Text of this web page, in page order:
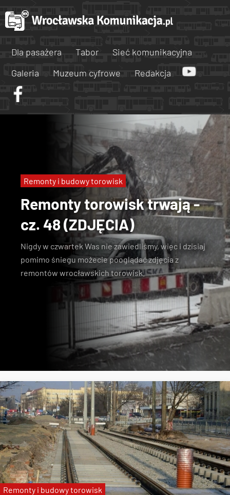
Dla pasażera Tabor
Sieć komunikacyjna
Galeria
Muzeum cyfrowe Redakcja
Remonty torowisk trwają -
cz. 48 (ZDJĘCIA)
Nigdy w czwartek Was nie zawiedliśmy, więc i dzisiaj
pomimo śniegu możecie pooglądać zdjęcia z
remontów wrocławskich torowisk.
Remonty i budowy torowisk
Remonty i budowy torowisk